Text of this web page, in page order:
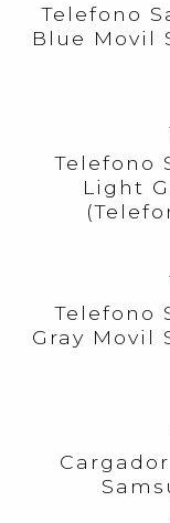
Telefono
Blue Movil
Telefono
Light
Telefono
Gray Movil